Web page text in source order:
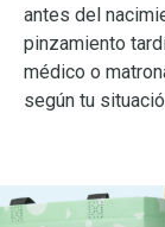
antes del
pinzamiento
médico o
según tu